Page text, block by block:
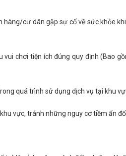
cư dân gặp sự cố về sức khỏe
chơi tiện ích đúng quy định (Bao
quá trình sử dụng dịch vụ tại khu
vực, tránh những nguy cơ tiềm ẩn